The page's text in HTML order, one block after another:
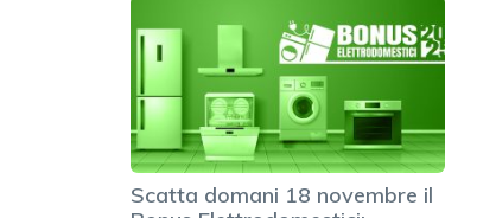
Scatta domani 18 novembre il